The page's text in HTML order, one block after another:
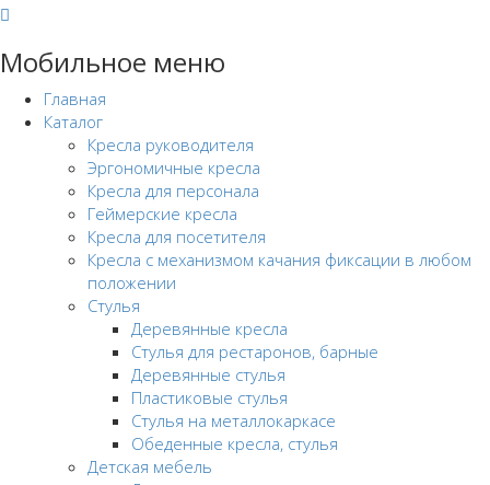
Мобильное меню
Главная
Каталог
Кресла руководителя
Эргономичные кресла
Кресла для персонала
Геймерские кресла
Кресла для посетителя
Кресла с механизмом качания фиксации в любом
положении
Стулья
Деревянные кресла
Стулья для рестаронов, барные
Деревянные стулья
Пластиковые стулья
Стулья на металлокаркасе
Обеденные кресла, стулья
Детская мебель